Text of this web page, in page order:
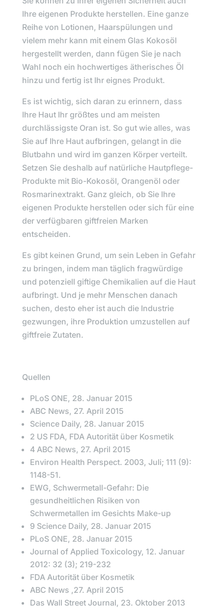
Ihre eigenen Produkte herstellen. Eine ganze
Reihe von Lotionen, Haarspülungen und
vielem mehr kann mit einem Glas Kokosöl
hergestellt werden, dann fügen Sie je nach
Wahl noch ein hochwertiges ätherisches Öl
hinzu und fertig ist Ihr eignes Produkt.
Es ist wichtig, sich daran zu erinnern, dass
Ihre Haut Ihr größtes und am meisten
durchlässigste Oran ist. So gut wie alles, was
Sie auf Ihre Haut aufbringen, gelangt in die
Blutbahn und wird im ganzen Körper verteilt.
Setzen Sie deshalb auf natürliche Hautpflege-
Produkte mit Bio-Kokosöl, Orangenöl oder
Rosmarinextrakt. Ganz gleich, ob Sie Ihre
eigenen Produkte herstellen oder sich für eine
der verfügbaren giftfreien Marken
entscheiden.
Es gibt keinen Grund, um sein Leben in Gefahr
zu bringen, indem man täglich fragwürdige
und potenziell giftige Chemikalien auf die Haut
aufbringt. Und je mehr Menschen danach
suchen, desto eher ist auch die Industrie
gezwungen, ihre Produktion umzustellen auf
giftfreie Zutaten.
Quellen
PLoS ONE, 28. Januar 2015
ABC News, 27. April 2015
Science Daily, 28. Januar 2015
2 US FDA, FDA Autorität über Kosmetik
4 ABC News, 27. April 2015
Environ Health Perspect. 2003, Juli; 111 (9):
1148-51.
EWG, Schwermetall-Gefahr: Die
gesundheitlichen Risiken von
Schwermetallen im Gesichts Make-up
9 Science Daily, 28. Januar 2015
PLoS ONE, 28. Januar 2015
Journal of Applied Toxicology, 12. Januar
2012: 32 (3); 219-232
FDA Autorität über Kosmetik
ABC News ,27. April 2015
Das Wall Street Journal, 23. Oktober 2013